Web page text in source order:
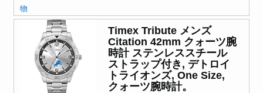
物
Timex Tribute メンズ
Citation 42mm クォーツ腕
時計 ステンレススチール
ストラップ付き, デトロイ
トライオンズ, One Size,
クォーツ腕時計。